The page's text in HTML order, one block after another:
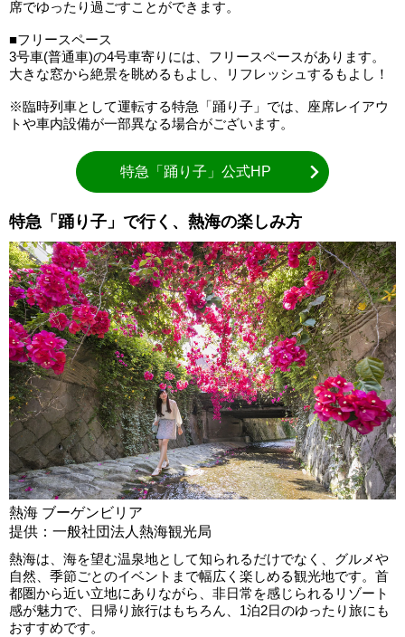
席でゆったり過ごすことができます。
■フリースペース
3号車(普通車)の4号車寄りには、フリースペースがあります。
大きな窓から絶景を眺めるもよし、リフレッシュするもよし！
※臨時列車として運転する特急「踊り子」では、座席レイアウ
トや車内設備が一部異なる場合がございます。
特急「踊り子」公式HP
特急「踊り子」で行く、熱海の楽しみ方
熱海 ブーゲンビリア
提供：一般社団法人熱海観光局
熱海は、海を望む温泉地として知られるだけでなく、グルメや
自然、季節ごとのイベントまで幅広く楽しめる観光地です。首
都圏から近い立地にありながら、非日常を感じられるリゾート
感が魅力で、日帰り旅行はもちろん、1泊2日のゆったり旅にも
おすすめです。